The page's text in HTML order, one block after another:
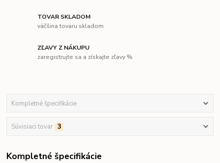
TOVAR SKLADOM
väčšina tovaru skladom
ZĽAVY Z NÁKUPU
zaregistrujte sa a získajte zľavy %
Kompletné špecifikácie
Súvisiaci tovar 3
Kompletné špecifikácie